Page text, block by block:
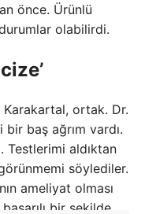
önce. Ürünlü
olabilirdi.
Karakartal, ortak. Dr.
baş ağrım vardı.
Testlerimi aldıktan
söylediler.
ameliyat olması
bir şekilde